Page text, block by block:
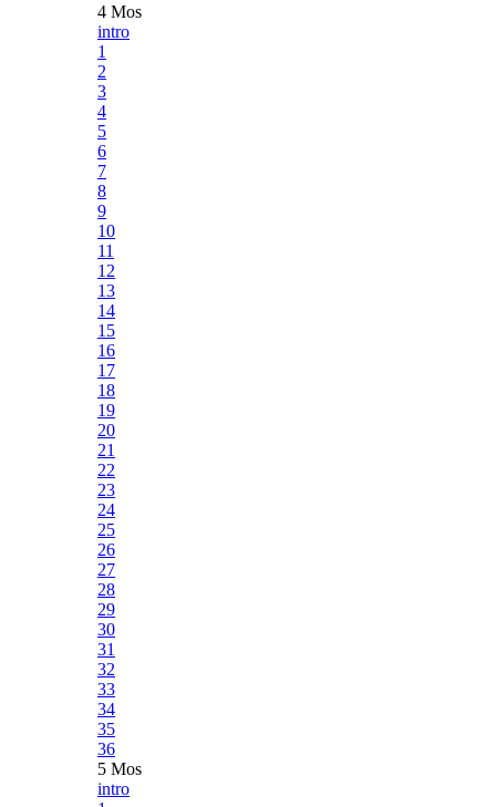
4 Mos
intro
1
2
3
4
5
6
7
8
9
10
11
12
13
14
15
16
17
18
19
20
21
22
23
24
25
26
27
28
29
30
31
32
33
34
35
36
5 Mos
intro